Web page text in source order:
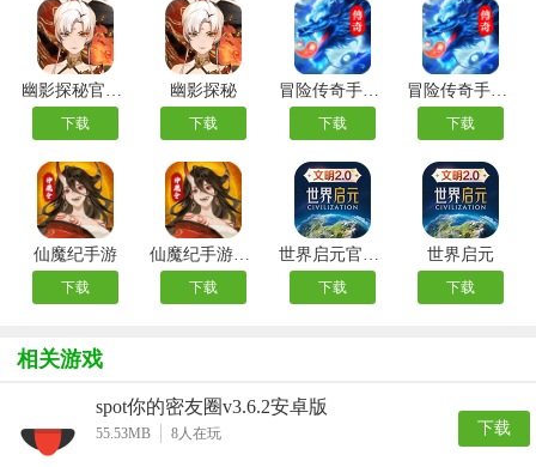
幽影探秘官方版
下载
幽影探秘
下载
冒险传奇手游最新版
下载
冒险传奇手游官方版
下载
仙魔纪手游
下载
仙魔纪手游官方版
下载
世界启元官方版
下载
世界启元
下载
相关游戏
spot你的密友圈v3.6.2安卓版
55.53MB 8人在玩 下载